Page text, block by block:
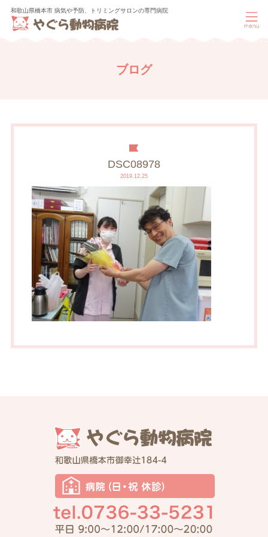
和歌山県橋本市 病気や予防、トリミングサロンの専門病院
ブログ
DSC08978
2019.12.25